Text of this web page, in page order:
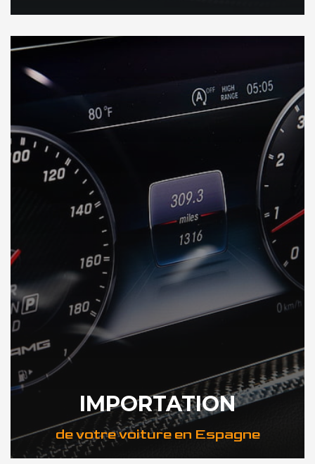
DÉCOUVREZ VOTRE INSPECTION AUTO en Espagne
IMPORTATION
de votre voiture en Espagne